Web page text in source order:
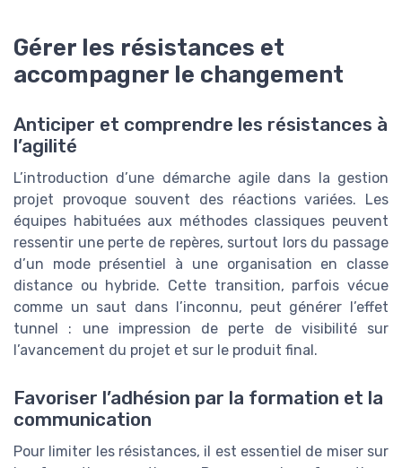
Gérer les résistances et
accompagner le changement
Anticiper et comprendre les résistances à
l’agilité
L’introduction d’une démarche agile dans la gestion
projet provoque souvent des réactions variées. Les
équipes habituées aux méthodes classiques peuvent
ressentir une perte de repères, surtout lors du passage
d’un mode présentiel à une organisation en classe
distance ou hybride. Cette transition, parfois vécue
comme un saut dans l’inconnu, peut générer l’effet
tunnel : une impression de perte de visibilité sur
l’avancement du projet et sur le produit final.
Favoriser l’adhésion par la formation et la
communication
Pour limiter les résistances, il est essentiel de miser sur